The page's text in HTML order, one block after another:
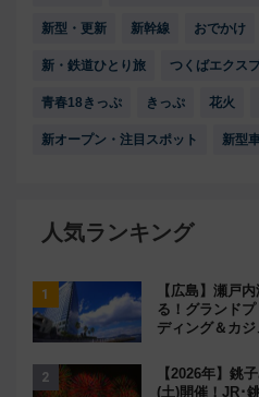
新型・更新 新幹線 おでかけ
新・鉄道ひとり旅 つくばエクス
青春18きっぷ きっぷ 花火
新オープン・注目スポット 新型
人気ランキング
【広島】瀬戸
る！グランド
ディング＆カ
【2026年】銚
(土)開催！JR･